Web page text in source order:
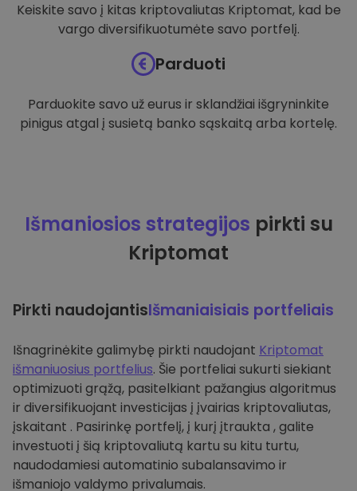
Keiskite savo į kitas kriptovaliutas Kriptomat, kad be
vargo diversifikuotumėte savo portfelį.
Parduoti
Parduokite savo už eurus ir sklandžiai išgryninkite
pinigus atgal į susietą banko sąskaitą arba kortelę.
Išmaniosios strategijos pirkti su
Kriptomat
Pirkti naudojantisIšmaniaisiais portfeliais
Išnagrinėkite galimybę pirkti naudojant Kriptomat
išmaniuosius portfelius. Šie portfeliai sukurti siekiant
optimizuoti grąžą, pasitelkiant pažangius algoritmus
ir diversifikuojant investicijas į įvairias kriptovaliutas,
įskaitant . Pasirinkę portfelį, į kurį įtraukta , galite
investuoti į šią kriptovaliutą kartu su kitu turtu,
naudodamiesi automatinio subalansavimo ir
išmaniojo valdymo privalumais.